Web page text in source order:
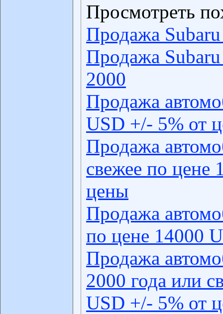
Просмотреть
Продажа
Продажа
2000
Продажа
USD +/- 5% от
Продажа
свежее по цене
цены
Продажа
по цене 14000
Продажа
2000 года или
USD +/- 5% от